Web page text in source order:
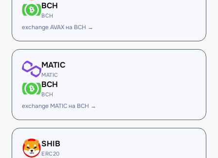
BCH
BCH
exchange AVAX на BCH →
MATIC
MATIC
BCH
BCH
exchange MATIC на BCH →
SHIB
ERC20